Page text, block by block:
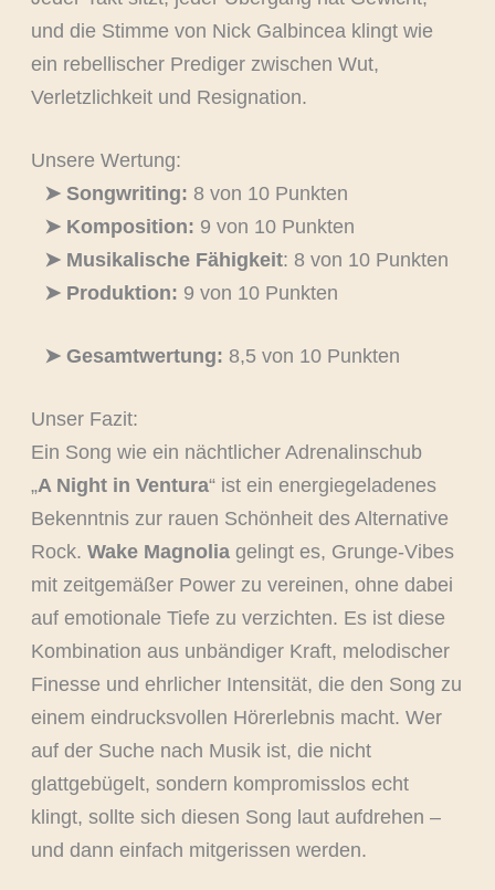
und die Stimme von Nick Galbincea klingt wie
ein rebellischer Prediger zwischen Wut,
Verletzlichkeit und Resignation.
Unsere Wertung:
➤ Songwriting: 8 von 10 Punkten
➤ Komposition: 9 von 10 Punkten
➤ Musikalische Fähigkeit: 8 von 10 Punkten
➤ Produktion: 9 von 10 Punkten
➤ Gesamtwertung: 8,5 von 10 Punkten
Unser Fazit:
Ein Song wie ein nächtlicher Adrenalinschub
„A Night in Ventura“ ist ein energiegeladenes
Bekenntnis zur rauen Schönheit des Alternative
Rock. Wake Magnoliagelingt es, Grunge-Vibes
mit zeitgemäßer Power zu vereinen, ohne dabei
auf emotionale Tiefe zu verzichten. Es ist diese
Kombination aus unbändiger Kraft, melodischer
Finesse und ehrlicher Intensität, die den Song zu
einem eindrucksvollen Hörerlebnis macht. Wer
auf der Suche nach Musik ist, die nicht
glattgebügelt, sondern kompromisslos echt
klingt, sollte sich diesen Song laut aufdrehen –
und dann einfach mitgerissen werden.